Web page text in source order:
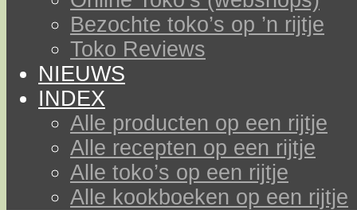
Bezochte toko’s op ’n rijtje
Toko Reviews
NIEUWS
INDEX
Alle producten op een rijtje
Alle recepten op een rijtje
Alle toko’s op een rijtje
Alle kookboeken op een rijtje